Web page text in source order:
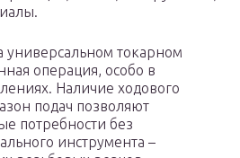
универсальном токарном
операция, особо в
Наличие ходового
подач позволяют
потребности без
инструмента –